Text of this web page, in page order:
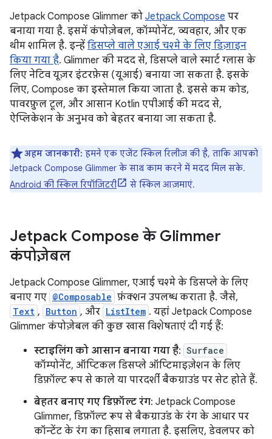
Jetpack Compose Glimmer को Jetpack Compose पर
बनाया गया है. इसमें कंपोज़ेबल, कॉम्पोनेंट, व्यवहार, और एक
थीम शामिल है. इन्हें डिसप्ले वाले एआई चश्मे के लिए डिज़ाइन
किया गया है. Glimmer की मदद से, डिसप्ले वाले स्मार्ट ग्लास के
लिए नेटिव यूज़र इंटरफ़ेस (यूआई) बनाया जा सकता है. इसके
लिए, Compose का इस्तेमाल किया जाता है. इससे कम कोड,
पावरफ़ुल टूल, और आसान Kotlin एपीआई की मदद से,
ऐप्लिकेशन के अनुभव को बेहतर बनाया जा सकता है.
अहम जानकारी: हमने एक एजेंट स्किल रिलीज़ की है, ताकि आपको
Jetpack Compose Glimmer के साथ काम करने में मदद मिल सके.
Android की स्किल रिपॉज़िटरी
से स्किल आज़माएं.
Jetpack Compose के Glimmer
कंपोज़ेबल
Jetpack Compose Glimmer, एआई चश्मे के डिसप्ले के लिए
बनाए गए @Composable फ़ंक्शन उपलब्ध कराता है. जैसे,
Text , Button , और ListItem . यहां Jetpack Compose
Glimmer कंपोज़ेबल की कुछ खास विशेषताएं दी गई हैं:
स्टाइलिंग को आसान बनाया गया है: Surface
कॉम्पोनेंट, ऑप्टिकल डिसप्ले ऑप्टिमाइज़ेशन के लिए
डिफ़ॉल्ट रूप से काले या पारदर्शी बैकग्राउंड पर सेट होते हैं.
बेहतर बनाए गए डिफ़ॉल्ट रंग: Jetpack Compose
Glimmer, डिफ़ॉल्ट रूप से बैकग्राउंड के रंग के आधार पर
कॉन्टेंट के रंग का हिसाब लगाता है. इसलिए, डेवलपर को